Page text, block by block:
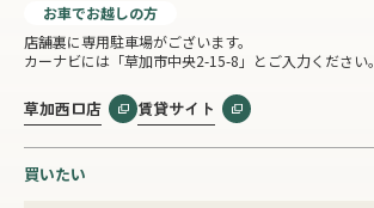
お車でお越しの方
店舗裏に専用駐車場がございます。
カーナビには「草加市中央2-15-8」とご入力ください。
草加西口店 賃貸サイト
買いたい